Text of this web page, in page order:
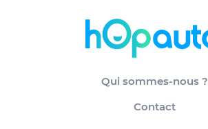
Qui sommes-nous ?
Contact